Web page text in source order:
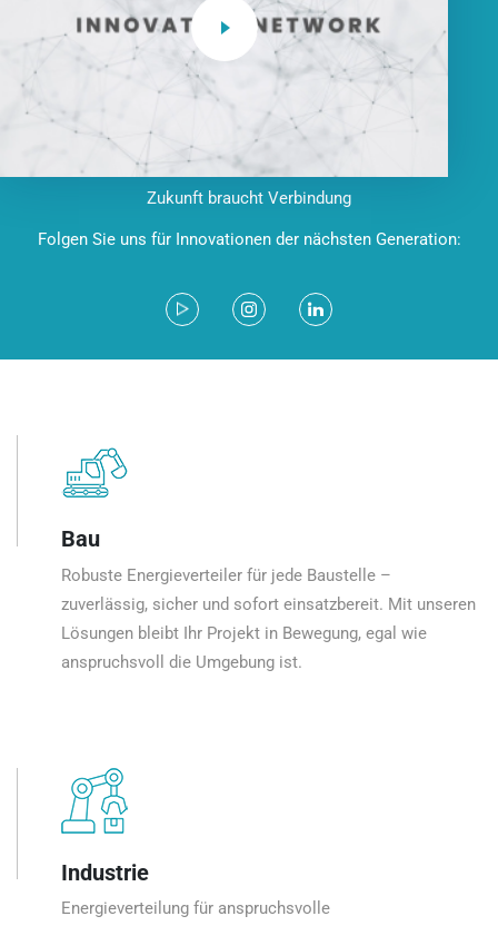
Zukunft braucht Verbindung
Folgen Sie uns für Innovationen der nächsten Generation:
Bau
Robuste Energieverteiler für jede Baustelle –
zuverlässig, sicher und sofort einsatzbereit. Mit unseren
Lösungen bleibt Ihr Projekt in Bewegung, egal wie
anspruchsvoll die Umgebung ist.
Industrie
Energieverteilung für anspruchsvolle